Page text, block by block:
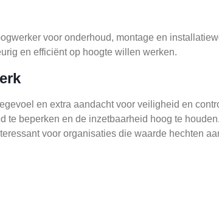
voor onderhoud, montage en
en efficiënt op hoogte willen werken.
en extra aandacht voor veiligheid en
beperken en de inzetbaarheid hoog te
voor organisaties die waarde hechten